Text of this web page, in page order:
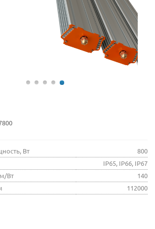
Вт
800
IP65, IP66, IP67
Вт
140
112000